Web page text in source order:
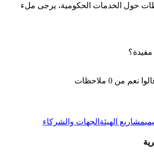
حول الخدمات الحكومية، يرجى ملء
مشاريع الهيئة الجهات والشركاء